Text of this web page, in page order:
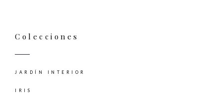
Colecciones
JARDÍN INTERIOR
IRIS